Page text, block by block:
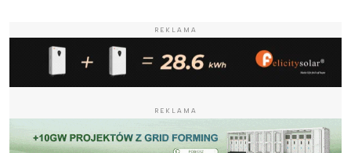
REKLAMA
REKLAMA